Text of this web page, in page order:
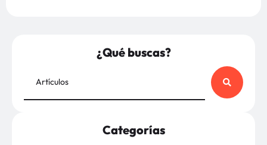
¿Qué buscas?
Categorías